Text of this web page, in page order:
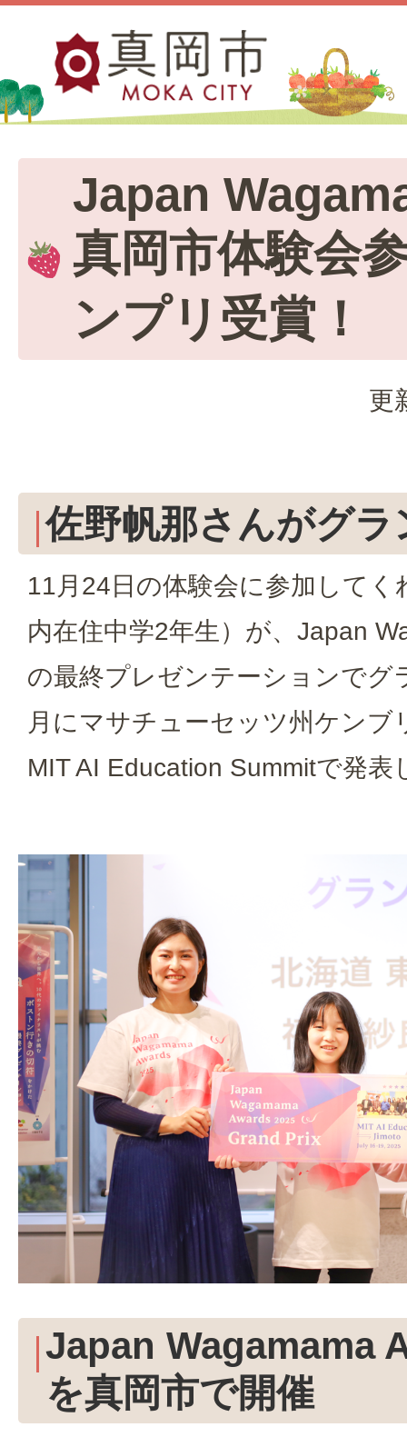
Japan
真岡市体験会
ンプリ受賞！
更
佐野帆那さんがグラ
11月24日の体験会に参加してく
内在住中学2年生）が、Japan
の最終プレゼンテーションでグ
月にマサチューセッツ州ケンブ
MIT AI Education Summitで発表
Japan Wagamama
を真岡市で開催